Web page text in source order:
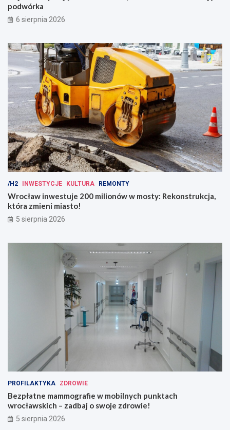
podwórka
6 sierpnia 2026
/H2 INWESTYCJE KULTURA REMONTY
Wrocław inwestuje 200 milionów w mosty: Rekonstrukcja,
która zmieni miasto!
5 sierpnia 2026
PROFILAKTYKA ZDROWIE
Bezpłatne mammografie w mobilnych punktach
wrocławskich – zadbaj o swoje zdrowie!
5 sierpnia 2026